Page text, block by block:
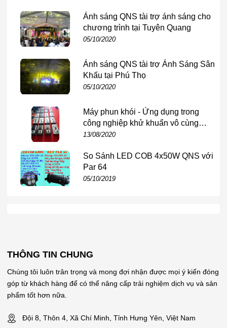
Sự kiện – Event – Wedding
Tạo tia sáng mạnh – sắc nét – xuyên khói cực tốt
THÔNG SỐ KỸ THUẬT
Nguồn sáng: 5R (Philips / YODN)
Nhiệt độ màu: 8000K
Góc beam: 0–4°
PAN: 540° (16bit)
TILT: 270° (16bit)
Gobo: 13+ hình
Color: 14 màu
🔌Điện áp: 100–240V / 50–60Hz
Ánh sáng QNS tài trợ ánh sáng cho
chương trình tại Tuyên Quang
05/10/2020
Ánh sáng QNS tài trợ Ánh Sáng Sân
Khấu tại Phú Thọ
05/10/2020
Máy phun khói - Ứng dụng trong
công nghiệp khử khuẩn vô cùng
hiệu quả
13/08/2020
So Sánh LED COB 4x50W QNS với
Par 64
05/10/2019
THÔNG TIN CHUNG
Chúng tôi luôn trân trọng và mong đợi nhận được mọi ý kiến đóng
góp từ khách hàng để có thể nâng cấp trải nghiệm dịch vụ và sản
phẩm tốt hơn nữa.
Đội 8, Thôn 4, Xã Chí Minh, Tỉnh Hưng Yên, Việt Nam